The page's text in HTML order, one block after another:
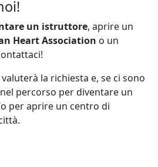
un istruttore, aprire un
Heart Association o un
la richiesta e, se ci sono
percorso per diventare un
per aprire un centro di